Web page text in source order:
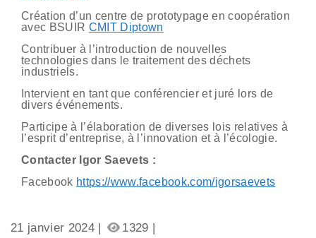
Création d’un centre de prototypage en coopération
avec BSUIR CMIT Diptown
Contribuer à l’introduction de nouvelles
technologies dans le traitement des déchets
industriels.
Intervient en tant que conférencier et juré lors de
divers événements.
Participe à l’élaboration de diverses lois relatives à
l’esprit d’entreprise, à l’innovation et à l’écologie.
Contacter Igor Saevets :
Facebook https://www.facebook.com/igorsaevets
21 janvier 2024 | 1329 |